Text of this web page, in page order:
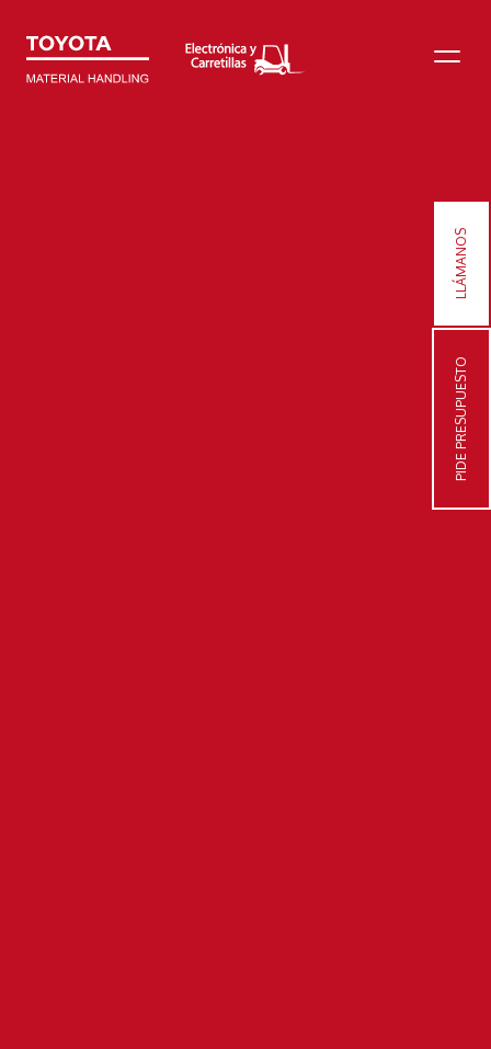
PIDE PRESUPUESTO
LLÁMANOS